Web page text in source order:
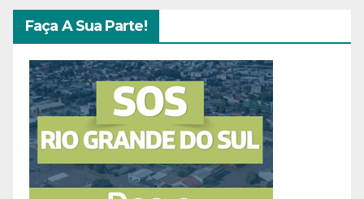
Faça A Sua Parte!